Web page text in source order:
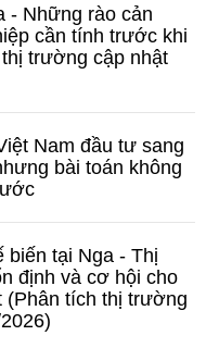
- Những rào cản
cần tính trước khi
trường cập nhật
Nam đầu tư sang
bài toán không
biến tại Nga - Thị
định và cơ hội cho
(Phân tích thị trường